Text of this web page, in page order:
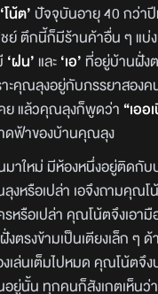
‘โน้ต’ ปัจจุบันอายุ 40 กว่า
ตึกนี้ก็มีร้านค้าอื่น ๆ แบ่
‘ฝน’ และ‘เอ’ ที่อยู่บ้านฝั่ง
คุณลุงอยู่กับภรรยาสอง
ย แล้วคุณลุงก็พูดว่า“เอ
ดฟ้าของบ้านคุณลุง
าใหม่ มีห้องหนึ่งอยู่ติดกั
งหรือเปล่า เอจึงถามคุณโ
รือเปล่า คุณโน้ตจึงเอา
ตรงข้ามเป็นเตียงเล็ก ๆ
เล่นเต็มไปหมด คุณโน้ตจึ
ยู่นั้น ทุกคนก็สังเกตเห็